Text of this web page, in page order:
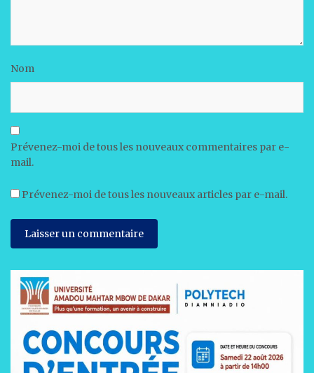
Nom
Prévenez-moi de tous les nouveaux commentaires par e-
mail.
Prévenez-moi de tous les nouveaux articles par e-mail.